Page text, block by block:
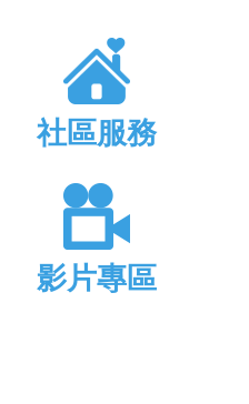
社區服務
影片專區